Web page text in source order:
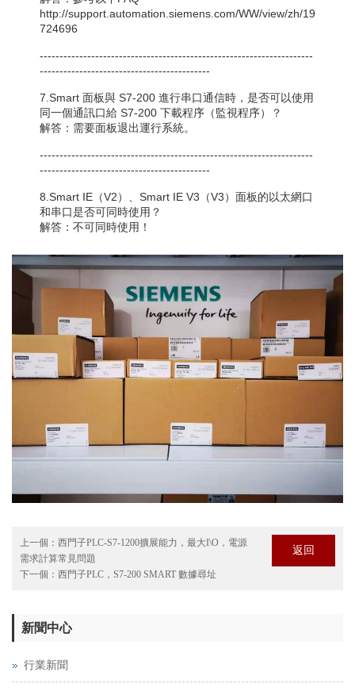
http://support.automation.siemens.com/WW/view/zh/19
724696
---------------------------------------------------------------------
-------------------------------------------
7.Smart 面板與 S7-200 進行串口通信時，是否可以使用
同一個通訊口給 S7-200 下載程序（監視程序）？
解答：需要面板退出運行系統。
---------------------------------------------------------------------
-------------------------------------------
8.Smart IE（V2）、Smart IE V3（V3）面板的以太網口
和串口是否可同時使用？
解答：不可同時使用！
上一個： 西門子PLC-S7-1200擴展能力，最大I\O，電源
需求計算常見問題
下一個： 西門子PLC，S7-200 SMART 數據尋址
返回
新聞中心
行業新聞